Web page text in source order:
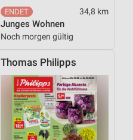
34,8 km
Junges Wohnen
Noch morgen gültig
Thomas Philipps